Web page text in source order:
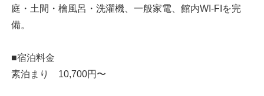
庭・土間・檜風呂・洗濯機、一般家電、館内WI-FIを完
備。
■宿泊料金
素泊まり 10,700円〜